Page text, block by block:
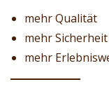
mehr Qualität
mehr Sicherheit
mehr